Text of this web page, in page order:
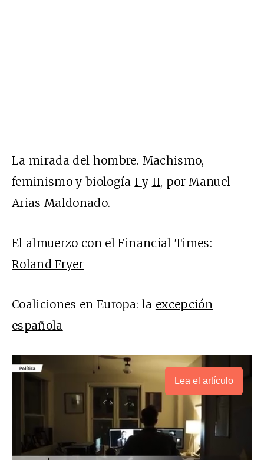
La mirada del hombre. Machismo,
feminismo y biología I y II, por Manuel
Arias Maldonado.
El almuerzo con el Financial Times:
Roland Fryer
Coaliciones en Europa: la excepción
española
Lea el artículo